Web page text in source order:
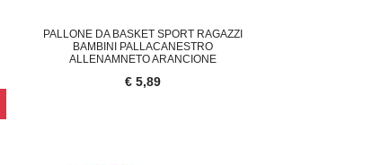
PALLONE DA BASKET SPORT RAGAZZI
BAMBINI PALLACANESTRO
ALLENAMNETO ARANCIONE
€ 5,89